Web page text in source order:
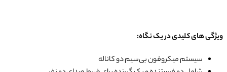
ویژگی های کلیدی در یک نگاه:
سیستم میکروفون بی‌سیم دو کاناله